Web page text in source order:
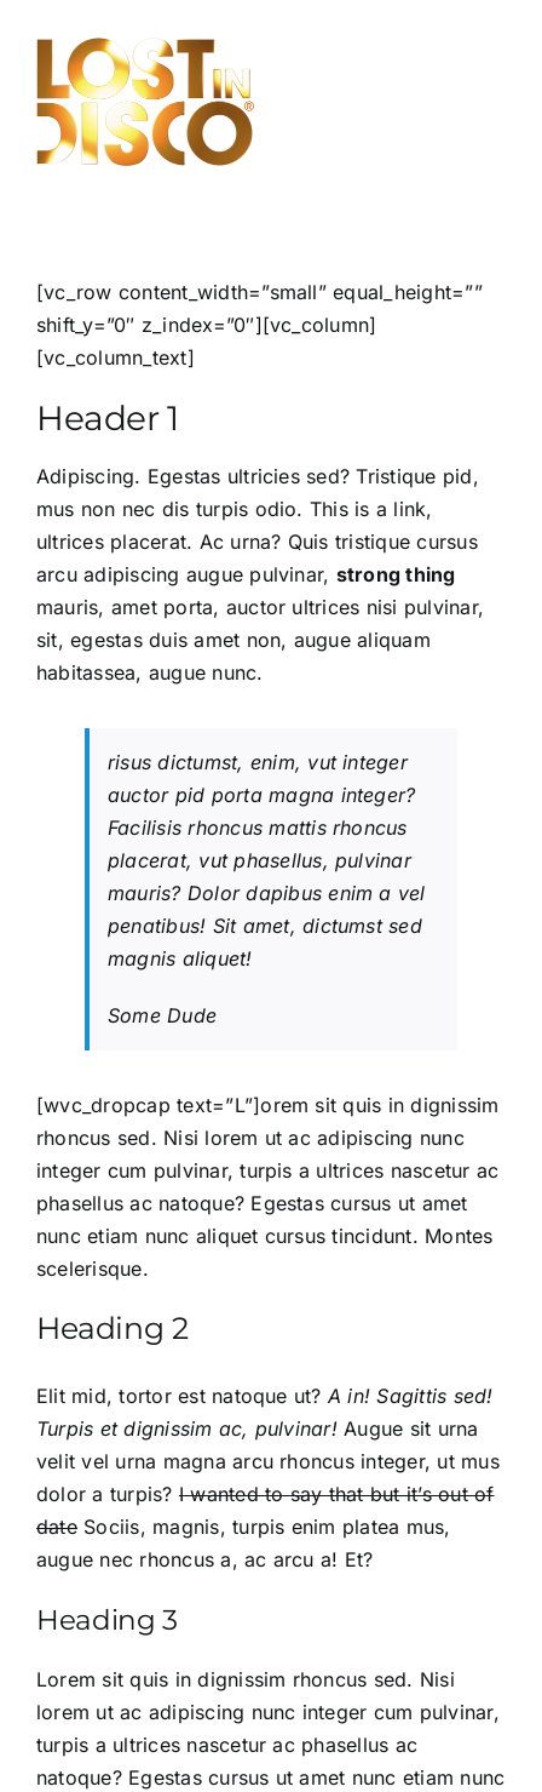
content
[vc_row content_width=”small” equal_height=””
shift_y=”0″ z_index=”0″][vc_column]
[vc_column_text]
Header 1
Adipiscing. Egestas ultricies sed? Tristique pid,
mus non nec dis turpis odio. This is a link,
ultrices placerat. Ac urna? Quis tristique cursus
arcu adipiscing augue pulvinar, strong thing
mauris, amet porta, auctor ultrices nisi pulvinar,
sit, egestas duis amet non, augue aliquam
habitassea, augue nunc.
risus dictumst, enim, vut integer
auctor pid porta magna integer?
Facilisis rhoncus mattis rhoncus
placerat, vut phasellus, pulvinar
mauris? Dolor dapibus enim a vel
penatibus! Sit amet, dictumst sed
magnis aliquet!
Some Dude
[wvc_dropcap text=”L”]orem sit quis in dignissim
rhoncus sed. Nisi lorem ut ac adipiscing nunc
integer cum pulvinar, turpis a ultrices nascetur ac
phasellus ac natoque? Egestas cursus ut amet
nunc etiam nunc aliquet cursus tincidunt. Montes
scelerisque.
Heading 2
Elit mid, tortor est natoque ut? A in! Sagittis sed!
Turpis et dignissim ac, pulvinar!Augue sit urna
velit vel urna magna arcu rhoncus integer, ut mus
dolor a turpis?I wanted to say that but it’s out of
dateSociis, magnis,turpis enim platea mus,
augue nec rhoncus a, ac arcu a! Et?
Heading 3
Lorem sit quis in dignissim rhoncus sed. Nisi
lorem ut ac adipiscing nunc integer cum pulvinar,
turpis a ultrices nascetur ac phasellus ac
natoque? Egestas cursus ut amet nunc etiam nunc